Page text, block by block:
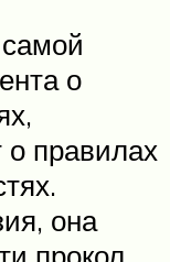
о
о правилах
она